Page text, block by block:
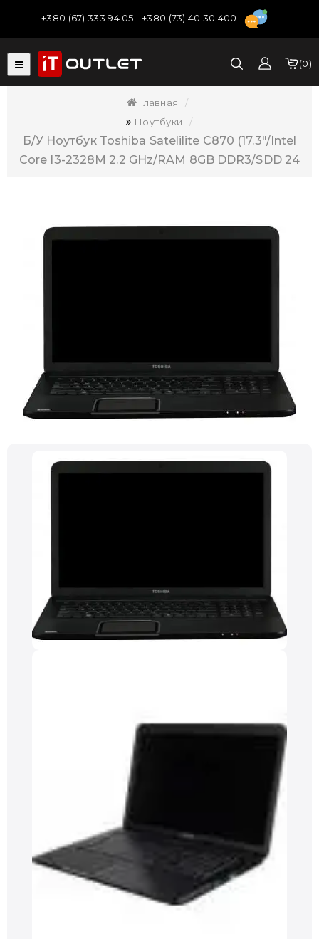
+380 (67) 333 94 05 +380 (73) 40 30 400
0
Главная
Ноутбуки
Б/У Ноутбук Toshiba Satelilite C870 (17.3"/Intel
Core I3-2328M 2.2 GHz/RAM 8GB DDR3/SDD 24